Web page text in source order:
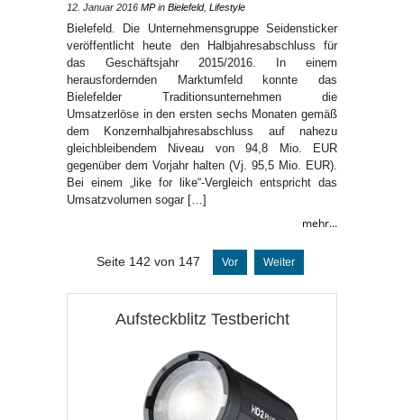
12. Januar 2016 MPin Bielefeld, Lifestyle
Bielefeld. Die Unternehmensgruppe Seidensticker
veröffentlicht heute den Halbjahresabschluss für
das Geschäftsjahr 2015/2016. In einem
herausfordernden Marktumfeld konnte das
Bielefelder Traditionsunternehmen die
Umsatzerlöse in den ersten sechs Monaten gemäß
dem Konzernhalbjahresabschluss auf nahezu
gleichbleibendem Niveau von 94,8 Mio. EUR
gegenüber dem Vorjahr halten (Vj. 95,5 Mio. EUR).
Bei einem „like for like“-Vergleich entspricht das
Umsatzvolumen sogar […]
mehr...
Seite 142 von 147 Vor Weiter
Aufsteckblitz Testbericht